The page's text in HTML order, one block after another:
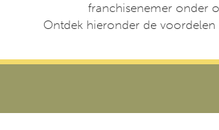
franchisenemer onder
Ontdek hieronder de